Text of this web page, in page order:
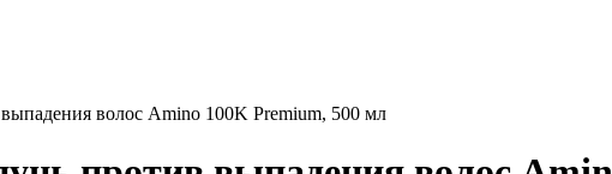
волос Amino 100K Premium, 500 мл